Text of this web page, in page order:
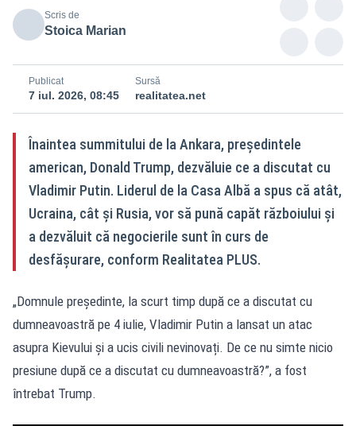
Scris de
Stoica Marian
Publicat
7 iul. 2026, 08:45
Sursă
realitatea.net
Înaintea summitului de la Ankara, președintele
american, Donald Trump, dezvăluie ce a discutat cu
Vladimir Putin. Liderul de la Casa Albă a spus că atât,
Ucraina, cât și Rusia, vor să pună capăt războiului și
a dezvăluit că negocierile sunt în curs de
desfășurare, conform Realitatea PLUS.
„Domnule președinte, la scurt timp după ce a discutat cu
dumneavoastră pe 4 iulie, Vladimir Putin a lansat un atac
asupra Kievului și a ucis civili nevinovați. De ce nu simte nicio
presiune după ce a discutat cu dumneavoastră?”, a fost
întrebat Trump.